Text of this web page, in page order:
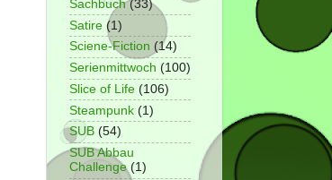
Sachbuch (33)
Satire (1)
Sciene-Fiction (14)
Serienmittwoch (100)
Slice of Life (106)
Steampunk (1)
SUB (54)
SUB Abbau
Challenge (1)